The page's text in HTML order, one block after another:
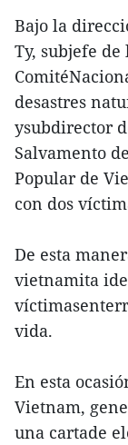
Bajo la
Ty, subjefe
desastres
ysubdirector
Salvamento
Popular de
con dos
De esta
vietnamita
vida.
En esta
Vietnam,
una cartade